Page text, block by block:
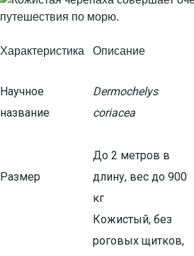
Характеристика Описание
Научное
название
Dermochelys
coriacea
Размер
До 2 метров в
длину, вес до 900
кг
Кожистый, без
роговых щитков,